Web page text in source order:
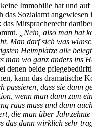
Immobilie hat und auf
das Sozialamt angewiesen
das Mitspracherecht
„Nein, also man hat
Man darf sich was
Heimplätze alle
man wo ganz anders ins
denen beide
kann das dramatische
passieren, dass sie dann
wenn man dann zum
raus muss und dann
die man über
das dann wirklich sehr